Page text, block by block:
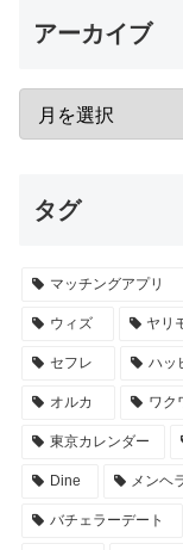
アーカイブ
タグ
マッチングアプリ
ウィズ ヤリ
セフレ ハッ
オルカ ワク
東京カレンダー
Dine メンヘ
バチェラーデート